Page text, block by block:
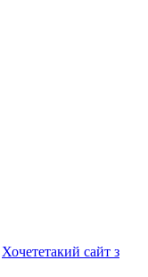
Хочететакий сайт з